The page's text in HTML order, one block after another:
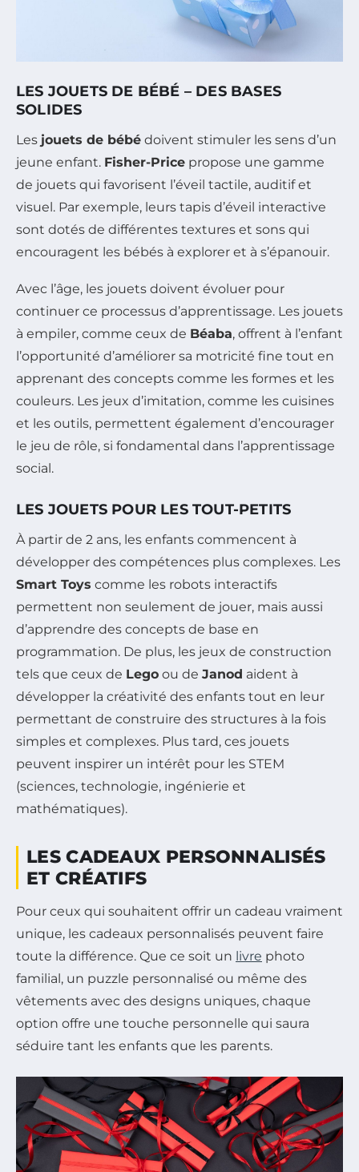
LES JOUETS DE BÉBÉ – DES BASES
SOLIDES
Les jouets de bébé doivent stimuler les sens d’un
jeune enfant. Fisher-Price propose une gamme
de jouets qui favorisent l’éveil tactile, auditif et
visuel. Par exemple, leurs tapis d’éveil interactive
sont dotés de différentes textures et sons qui
encouragent les bébés à explorer et à s’épanouir.
Avec l’âge, les jouets doivent évoluer pour
continuer ce processus d’apprentissage. Les jouets
à empiler, comme ceux de Béaba, offrent à l’enfant
l’opportunité d’améliorer sa motricité fine tout en
apprenant des concepts comme les formes et les
couleurs. Les jeux d’imitation, comme les cuisines
et les outils, permettent également d’encourager
le jeu de rôle, si fondamental dans l’apprentissage
social.
LES JOUETS POUR LES TOUT-PETITS
À partir de 2 ans, les enfants commencent à
développer des compétences plus complexes. Les
Smart Toys comme les robots interactifs
permettent non seulement de jouer, mais aussi
d’apprendre des concepts de base en
programmation. De plus, les jeux de construction
tels que ceux de Lego ou de Janod aident à
développer la créativité des enfants tout en leur
permettant de construire des structures à la fois
simples et complexes. Plus tard, ces jouets
peuvent inspirer un intérêt pour les STEM
(sciences, technologie, ingénierie et
mathématiques).
LES CADEAUX PERSONNALISÉS
ET CRÉATIFS
Pour ceux qui souhaitent offrir un cadeau vraiment
unique, les cadeaux personnalisés peuvent faire
toute la différence. Que ce soit un livre photo
familial, un puzzle personnalisé ou même des
vêtements avec des designs uniques, chaque
option offre une touche personnelle qui saura
séduire tant les enfants que les parents.